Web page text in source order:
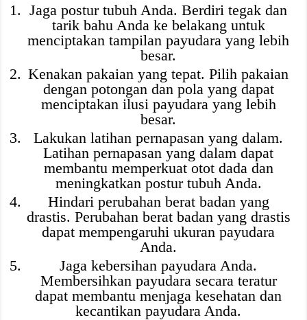
Jaga postur tubuh Anda. Berdiri tegak dan
tarik bahu Anda ke belakang untuk
menciptakan tampilan payudara yang lebih
besar.
Kenakan pakaian yang tepat. Pilih pakaian
dengan potongan dan pola yang dapat
menciptakan ilusi payudara yang lebih
besar.
Lakukan latihan pernapasan yang dalam.
Latihan pernapasan yang dalam dapat
membantu memperkuat otot dada dan
meningkatkan postur tubuh Anda.
Hindari perubahan berat badan yang
drastis. Perubahan berat badan yang drastis
dapat mempengaruhi ukuran payudara
Anda.
Jaga kebersihan payudara Anda.
Membersihkan payudara secara teratur
dapat membantu menjaga kesehatan dan
kecantikan payudara Anda.